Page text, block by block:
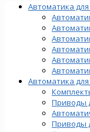
Автоматика
Автоматика
Приводы
Приводы